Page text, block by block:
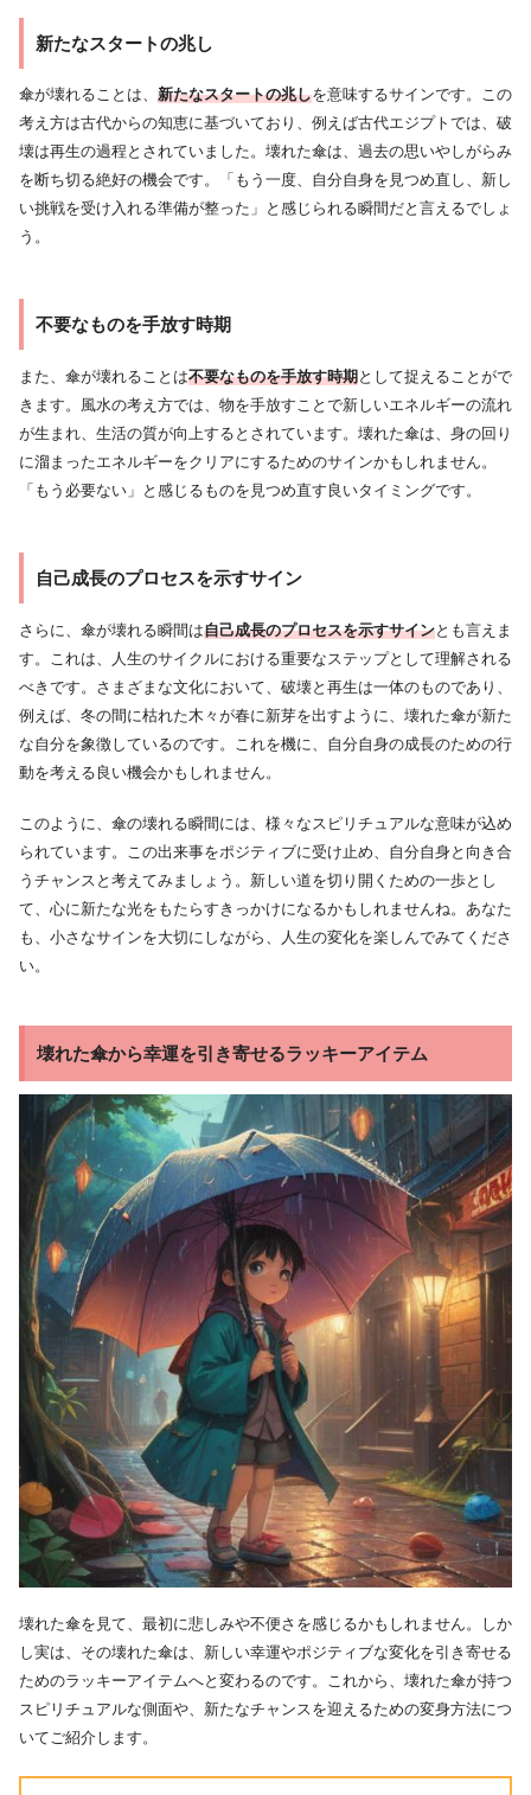
新たなスタートの兆し
傘が壊れることは、 新たなスタートの兆しを意味するサインです。この
考え方は古代からの知恵に基づいており、例えば古代エジプトでは、破
壊は再生の過程とされていました。壊れた傘は、過去の思いやしがらみ
を断ち切る絶好の機会です。「もう一度、自分自身を見つめ直し、新し
い挑戦を受け入れる準備が整った」と感じられる瞬間だと言えるでしょ
う。
不要なものを手放す時期
また、傘が壊れることは不要なものを手放す時期 として捉えることがで
きます。風水の考え方では、物を手放すことで新しいエネルギーの流れ
が生まれ、生活の質が向上するとされています。壊れた傘は、身の回り
に溜まったエネルギーをクリアにするためのサインかもしれません。
「もう必要ない」と感じるものを見つめ直す良いタイミングです。
自己成長のプロセスを示すサイン
さらに、傘が壊れる瞬間は自己成長のプロセスを示すサインとも言えま
す。これは、人生のサイクルにおける重要なステップとして理解される
べきです。さまざまな文化において、破壊と再生は一体のものであり、
例えば、冬の間に枯れた木々が春に新芽を出すように、壊れた傘が新た
な自分を象徴しているのです。これを機に、自分自身の成長のための行
動を考える良い機会かもしれません。
このように、傘の壊れる瞬間には、様々なスピリチュアルな意味が込め
られています。この出来事をポジティブに受け止め、自分自身と向き合
うチャンスと考えてみましょう。新しい道を切り開くための一歩とし
て、心に新たな光をもたらすきっかけになるかもしれませんね。あなた
も、小さなサインを大切にしながら、人生の変化を楽しんでみてくださ
い。
壊れた傘から幸運を引き寄せるラッキーアイテム
壊れた傘を見て、最初に悲しみや不便さを感じるかもしれません。しか
し実は、その壊れた傘は、新しい幸運やポジティブな変化を引き寄せる
ためのラッキーアイテムへと変わるのです。これから、壊れた傘が持つ
スピリチュアルな側面や、新たなチャンスを迎えるための変身方法につ
いてご紹介します。